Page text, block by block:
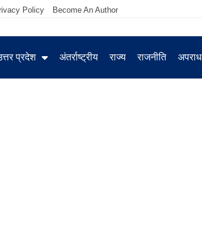
Policy Become An Author
प्रदेश अंतर्राष्ट्रीय राज्य राजनीति अपराध